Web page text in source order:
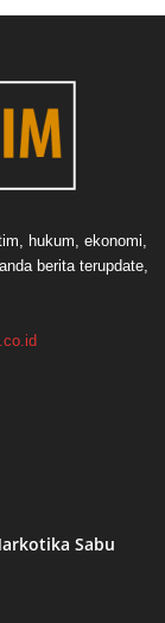
hukum, ekonomi,
berita terupdate,
Sabu